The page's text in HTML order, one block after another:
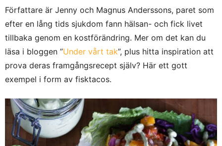
Författare är Jenny och Magnus Anderssons, paret som
efter en lång tids sjukdom fann hälsan- och fick livet
tillbaka genom en kostförändring. Mer om det kan du
läsa i bloggen ”Under vårt tak”, plus hitta inspiration att
prova deras framgångsrecept själv? Här ett gott
exempel i form av fisktacos.